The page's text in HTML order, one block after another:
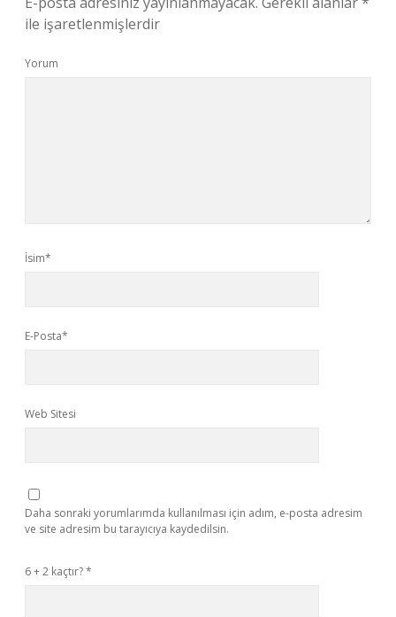
ile işaretlenmişlerdir
Yorum
İsim*
E-Posta*
Web Sitesi
Daha sonraki yorumlarımda kullanılması için adım, e-posta adresim
ve site adresim bu tarayıcıya kaydedilsin.
6 + 2 kaçtır?*